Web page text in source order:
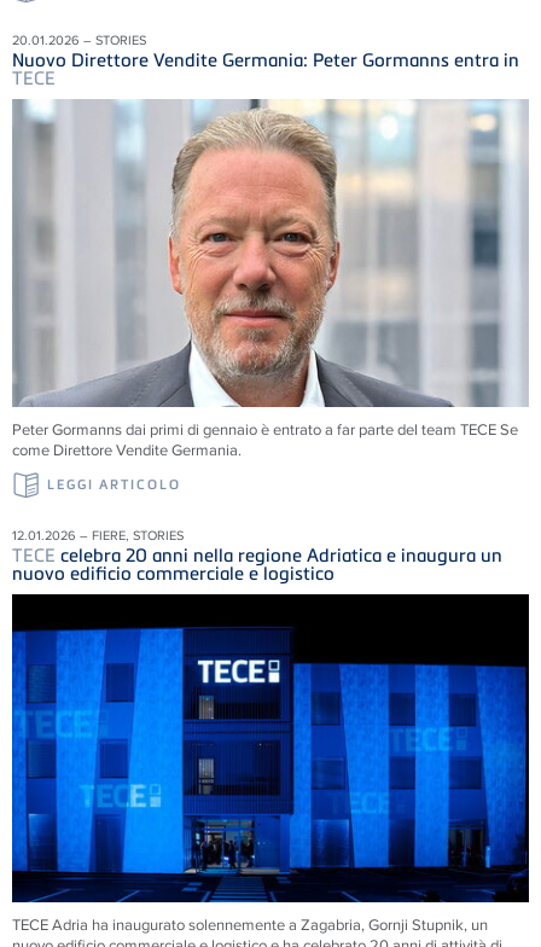
20.01.2026 – STORIES
Nuovo Direttore Vendite Germania: Peter Gormanns entra in
TECE
Peter Gormanns dai primi di gennaio è entrato a far parte del team TECESe
come Direttore Vendite Germania.
LEGGI ARTICOLO
12.01.2026 – FIERE, STORIES
TECE celebra 20 anni nella regione Adriatica e inaugura un
nuovo edificio commerciale e logistico
TECEAdria ha inaugurato solennemente a Zagabria, Gornji Stupnik, un